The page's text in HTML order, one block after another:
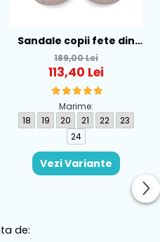
Sandale copii fete din
textil Biomecanics,
Albastru - 262178-A371
189,00 Lei
113,40 Lei
Marime:
18
19 20 21 22
23
24
Vezi Variante
de: